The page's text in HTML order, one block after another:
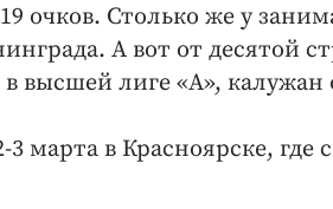
19 очков. Столько же у
А вот от десятой
высшей лиге «А», калужан
марта в Красноярске, где